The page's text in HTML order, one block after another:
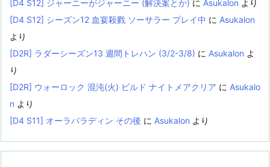
[D4 S12] ジャーニーがジャーニー (解決案とか) に Asukalon より
[D4 S12] シーズン12 血宴殺戮 ソーサラー プレイ中 に Asukalon
より
[D2R] ラダーシーズン13 週間トレハン (3/2-3/8) に Asukalon よ
り
[D2R] ウォーロック 混沌(火) ビルド ナイトメアクリア に Asukalo
n より
[D4 S11] オーラパラディン その後 に Asukalon より